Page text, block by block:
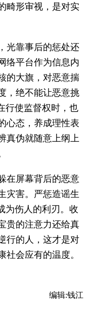
畸形审视，是对实
靠事后的惩处还
络平台作为信息内
的大旗，对恶意揣
，绝不能让恶意挑
行使监督权时，也
心态，养成理性表
真伪就随意上纲上
屏幕背后的恶意
灾害。严惩造谣生
为伤人的利刃。收
贵的注意力还给真
行的人，这才是对
社会应有的温度。
编辑:钱江